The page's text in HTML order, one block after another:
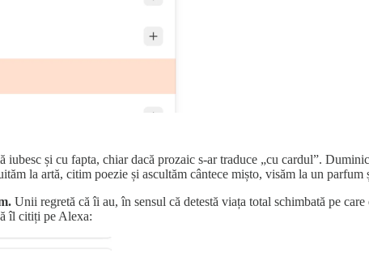
și cu fapta, chiar dacă prozaic s-ar traduce „cu cardul”.
la artă, citim poezie și ascultăm cântece mișto, visăm la un parfum
Unii regretă că îi au, în sensul că detestă viața total schimbată pe
îl citiți pe Alexa: